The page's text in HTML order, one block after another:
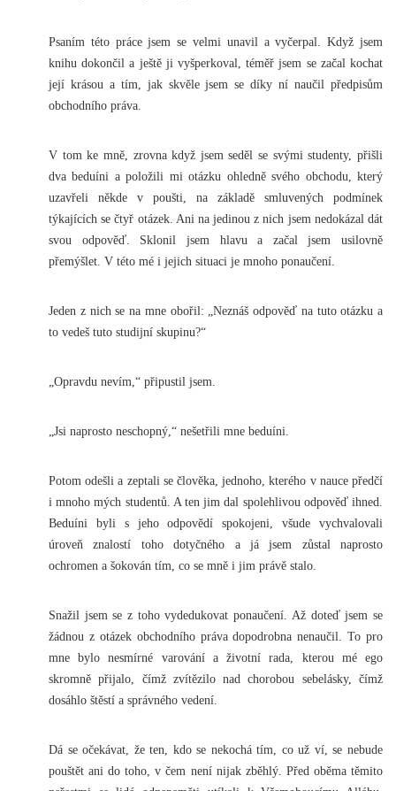
Psaním této práce jsem se velmi unavil a vyčerpal. Když jsem
knihu dokončil a ještě ji vyšperkoval, téměř jsem se začal kochat
její krásou a tím, jak skvěle jsem se díky ní naučil předpisům
obchodního práva.
V tom ke mně, zrovna když jsem seděl se svými studenty, přišli
dva beduíni a položili mi otázku ohledně svého obchodu, který
uzavřeli někde v poušti, na základě smluvených podmínek
týkajících se čtyř otázek. Ani na jedinou z nich jsem nedokázal dát
svou odpověď. Sklonil jsem hlavu a začal jsem usilovně
přemýšlet. V této mé i jejich situaci je mnoho ponaučení.
Jeden z nich se na mne obořil: „Neznáš odpověď na tuto otázku a
to vedeš tuto studijní skupinu?“
„Opravdu nevím,“ připustil jsem.
„Jsi naprosto neschopný,“ nešetřili mne beduíni.
Potom odešli a zeptali se člověka, jednoho, kterého v nauce předčí
i mnoho mých studentů. A ten jim dal spolehlivou odpověď ihned.
Beduíni byli s jeho odpovědí spokojeni, všude vychvalovali
úroveň znalostí toho dotyčného a já jsem zůstal naprosto
ochromen a šokován tím, co se mně i jim právě stalo.
Snažil jsem se z toho vydedukovat ponaučení. Až doteď jsem se
žádnou z otázek obchodního práva dopodrobna nenaučil. To pro
mne bylo nesmírné varování a životní rada, kterou mé ego
skromně přijalo, čímž zvítězilo nad chorobou sebelásky, čímž
dosáhlo štěstí a správného vedení.
Dá se očekávat, že ten, kdo se nekochá tím, co už ví, se nebude
pouštět ani do toho, v čem není nijak zběhlý. Před oběma těmito